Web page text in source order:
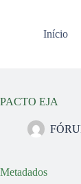
Início
PACTO EJA
Metadados